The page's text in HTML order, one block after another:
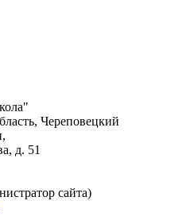
Череповецкий
д. 51
сайта)